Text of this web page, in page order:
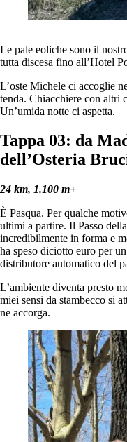
Le pale eoliche sono il
tutta discesa fino all’Hotel
L’oste Michele ci accoglie
tenda. Chiacchiere con altri
Un’umida notte ci aspetta.
Tappa 03: da
dell’Osteria
24 km, 1.100 m+
È Pasqua. Per qualche
ultimi a partire. Il Passo
incredibilmente in forma e
ha speso diciotto euro per
distributore automatico del
L’ambiente diventa presto
miei sensi da stambecco si
ne accorga.